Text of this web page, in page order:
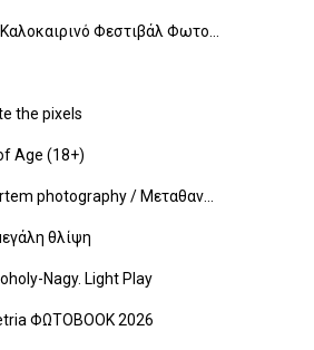
Φεστιβάλ Φωτο...
the pixels
Age (18+)
photography / Μεταθαν...
θλίψη
Nagy. Light Play
ΦΩΤΟBOOK 2026